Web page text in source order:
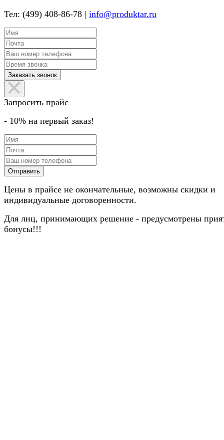
Тел: (499) 408-86-78 | info@produktar.ru
Запросить прайс
- 10% на первый заказ!
Цены в прайсе не окончательные, возможны скидки и
индивидуальные договоренности.
Для лиц, принимающих решение - предусмотрены
бонусы!!!